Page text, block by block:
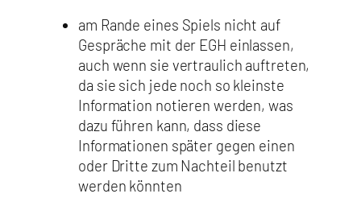
am Rande eines Spiels nicht auf
Gespräche mit der EGH einlassen,
auch wenn sie vertraulich auftreten,
da sie sich jede noch so kleinste
Information notieren werden, was
dazu führen kann, dass diese
Informationen später gegen einen
oder Dritte zum Nachteil benutzt
werden könnten